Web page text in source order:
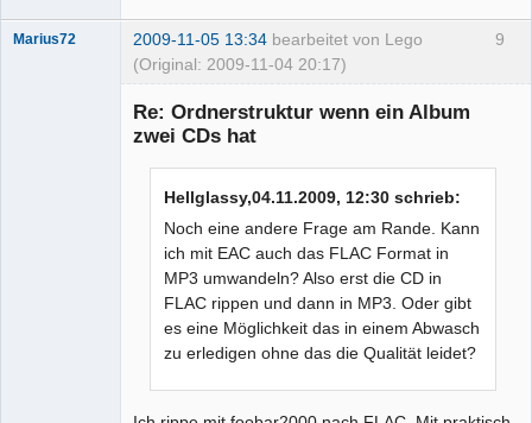
9
Marius72 2009-11-05 13:34 bearbeitet von Lego
(Original: 2009-11-04 20:17)
Re: Ordnerstruktur wenn ein Album
zwei CDs hat
Hellglassy,04.11.2009, 12:30 schrieb:
Noch eine andere Frage am Rande. Kann
ich mit EAC auch das FLAC Format in
MP3 umwandeln? Also erst die CD in
FLAC rippen und dann in MP3. Oder gibt
es eine Möglichkeit das in einem Abwasch
zu erledigen ohne das die Qualität leidet?